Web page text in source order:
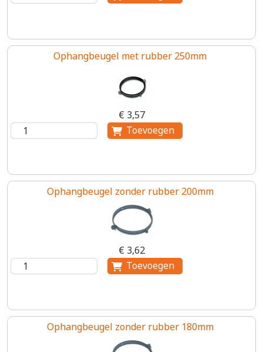
Ophangbeugel met rubber 250mm
€ 3,57
Ophangbeugel zonder rubber 200mm
€ 3,62
Ophangbeugel zonder rubber 180mm